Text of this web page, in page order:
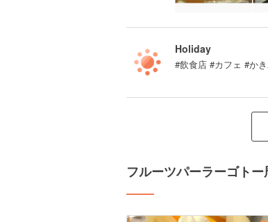
Holiday
#飲食店 #カフェ #か
フルーツパーラーゴト